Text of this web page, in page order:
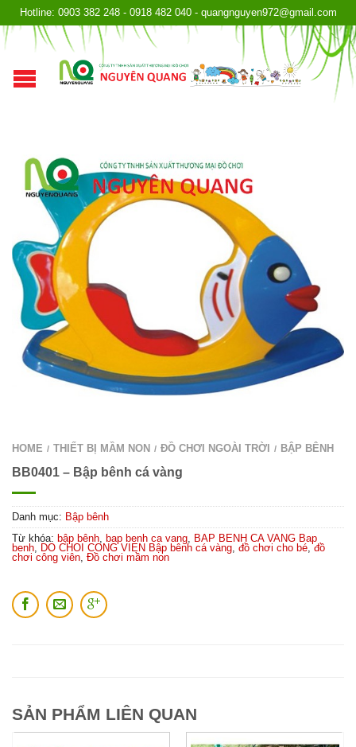
Hotline: 0903 382 248 - 0918 482 040 - quangnguyen972@gmail.com
HOME / THIẾT BỊ MẦM NON / ĐỒ CHƠI NGOÀI TRỜI / BẬP BÊNH
BB0401 – Bập bênh cá vàng
Danh mục: Bập bênh
Từ khóa: bập bênh bap benh ca vang
BAP BENH CA VANG Bap
benh
DO CHOI CONG VIEN Bập bênh cá vàng đồ chơi cho bé ,đồ
chơi công viên Đồ chơi mầm non
SẢN PHẨM LIÊN QUAN